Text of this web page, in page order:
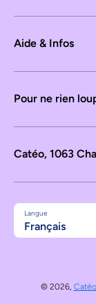
Aide & Infos
Pour ne rien
Catéo, 1063
Langue
Français
© 2026, Catéo